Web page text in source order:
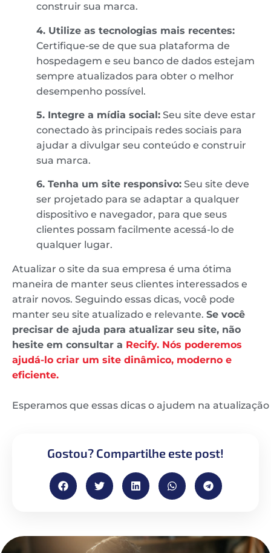
construir sua marca.
4. Utilize as tecnologias mais recentes:
Certifique-se de que sua plataforma de
hospedagem e seu banco de dados estejam
sempre atualizados para obter o melhor
desempenho possível.
5. Integre a mídia social: Seu site deve estar
conectado às principais redes sociais para
ajudar a divulgar seu conteúdo e construir
sua marca.
6. Tenha um site responsivo: Seu site deve
ser projetado para se adaptar a qualquer
dispositivo e navegador, para que seus
clientes possam facilmente acessá-lo de
qualquer lugar.
Atualizar o site da sua empresa é uma ótima
maneira de manter seus clientes interessados e
atrair novos. Seguindo essas dicas, você pode
manter seu site atualizado e relevante. Se você
precisar de ajuda para atualizar seu site, não
hesite em consultar a Recify. Nós poderemos
ajudá-lo criar um site dinâmico, moderno e
eficiente.
Esperamos que essas dicas o ajudem na
Gostou? Compartilhe este post!